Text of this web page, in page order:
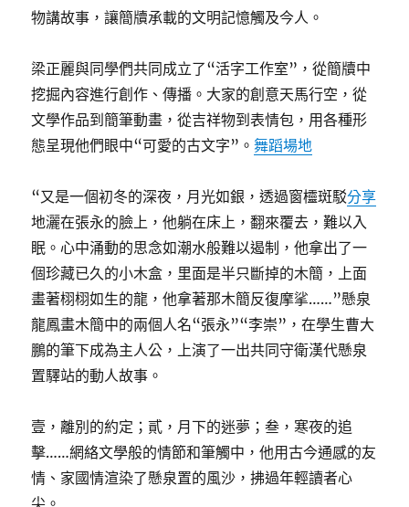
物講故事，讓簡牘承載的文明記憶觸及今人。
梁正麗與同學們共同成立了“活字工作室”，從簡牘中
挖掘內容進行創作、傳播。大家的創意天馬行空，從
文學作品到簡筆動畫，從吉祥物到表情包，用各種形
態呈現他們眼中“可愛的古文字”。舞蹈場地
“又是一個初冬的深夜，月光如銀，透過窗欞斑駁分享
地灑在張永的臉上，他躺在床上，翻來覆去，難以入
眠。心中涌動的思念如潮水般難以遏制，他拿出了一
個珍藏已久的小木盒，里面是半只斷掉的木簡，上面
畫著栩栩如生的龍，他拿著那木簡反復摩挲……”懸泉
龍鳳畫木簡中的兩個人名“張永”“李崇”，在學生曹大
鵬的筆下成為主人公，上演了一出共同守衛漢代懸泉
置驛站的動人故事。
壹，離別的約定；貳，月下的迷夢；叁，寒夜的追
擊……網絡文學般的情節和筆觸中，他用古今通感的友
情、家國情渲染了懸泉置的風沙，拂過年輕讀者心
尖。